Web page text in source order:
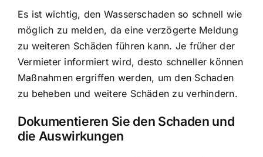
Es ist wichtig, den Wasserschaden so schnell wie
möglich zu melden, da eine verzögerte Meldung
zu weiteren Schäden führen kann. Je früher der
Vermieter informiert wird, desto schneller können
Maßnahmen ergriffen werden, um den Schaden
zu beheben und weitere Schäden zu verhindern.
Dokumentieren Sie den Schaden und
die Auswirkungen